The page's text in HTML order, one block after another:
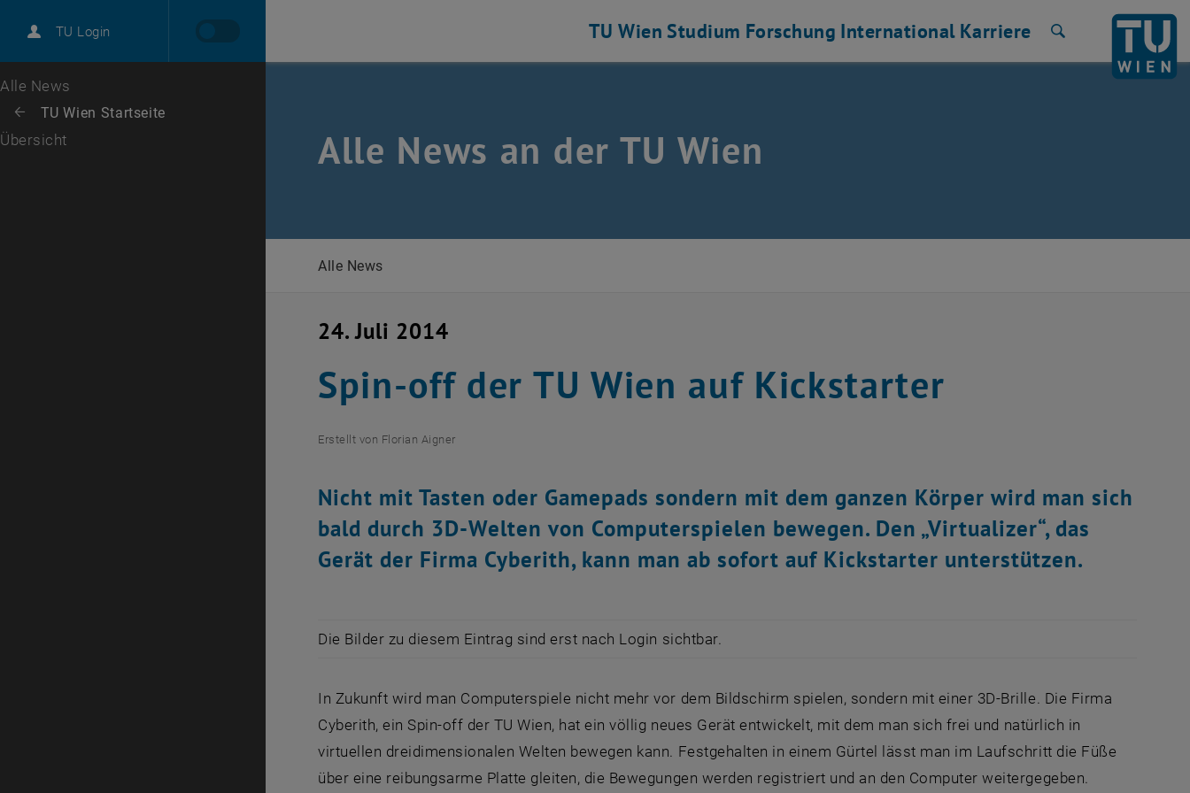
TU Login
Karriere
Zur 1. Menü Ebene
Alle News
Zurück: Subseiten von TU Wien Startseite auflisten
Zurück zur letzten Ebene:
TU Wien Startseite
Übersicht
TU Wien Studium Forschung International Karriere
Alle News an der TU Wien
Alle News
24. Juli 2014
Spin-off der TU Wien auf Kickstarter
Erstellt von Florian Aigner
Nicht mit Tasten oder Gamepads sondern mit dem ganzen Körper wird man sich
bald durch 3D-Welten von Computerspielen bewegen. Den „Virtualizer“, das
Gerät der Firma Cyberith, kann man ab sofort auf Kickstarter unterstützen.
Die Bilder zu diesem Eintrag sind erst nach Login sichtbar.
In Zukunft wird man Computerspiele nicht mehr vor dem Bildschirm spielen, sondern mit einer 3D-Brille. Die Firma
Cyberith, ein Spin-off der TU Wien, hat ein völlig neues Gerät entwickelt, mit dem man sich frei und natürlich in
virtuellen dreidimensionalen Welten bewegen kann. Festgehalten in einem Gürtel lässt man im Laufschritt die Füße
über eine reibungsarme Platte gleiten, die Bewegungen werden registriert und an den Computer weitergegeben.